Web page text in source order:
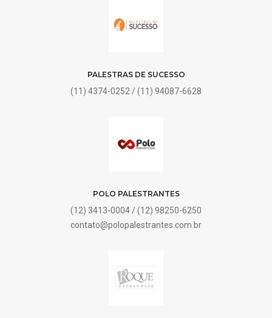
PALESTRAS DE SUCESSO
(11) 4374-0252 / (11) 94087-6628
POLO PALESTRANTES
(12) 3413-0004 / (12) 98250-6250
contato@polopalestrantes.com.br